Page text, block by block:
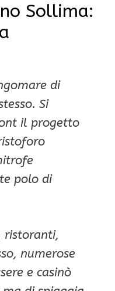
Sollima:
di
Si
il progetto
polo di
ristoranti,
numerose
e casinò